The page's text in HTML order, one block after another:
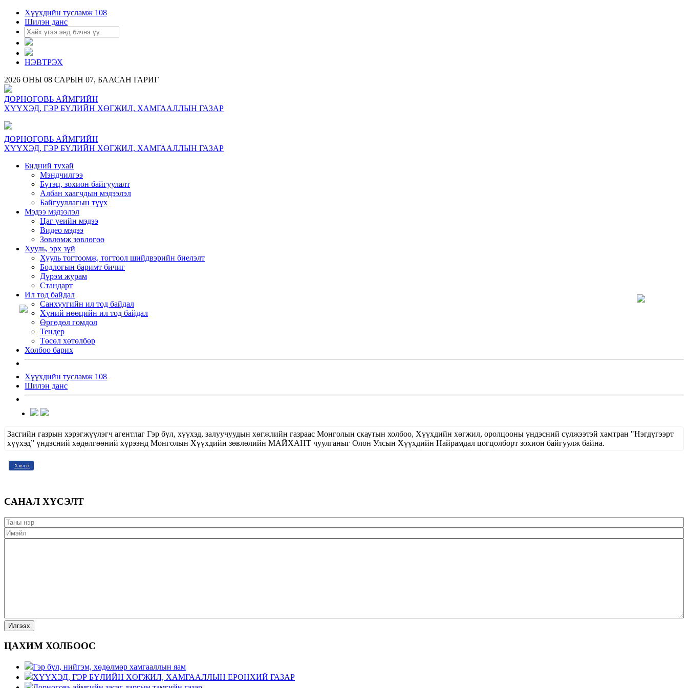
Хүүхдийн тусламж 108
Шилэн данс
НЭВТРЭХ
2026 ОНЫ 08 САРЫН 07, БААСАН ГАРИГ
ДОРНОГОВЬ АЙМГИЙН
ХҮҮХЭД, ГЭР БҮЛИЙН ХӨГЖИЛ, ХАМГААЛЛЫН ГАЗАР
ДОРНОГОВЬ АЙМГИЙН
ХҮҮХЭД, ГЭР БҮЛИЙН ХӨГЖИЛ, ХАМГААЛЛЫН ГАЗАР
Бидний тухай
Мэндчилгээ
Бүтэц, зохион байгуулалт
Албан хаагчдын мэдээлэл
Байгууллагын түүх
Мэдээ мэдээлэл
Цаг үеийн мэдээ
Видео мэдээ
Зөвлөмж зөвлөгөө
Хууль, эрх зүй
Хууль тогтоомж, тогтоол шийдвэрийн биелэлт
Бодлогын баримт бичиг
Дүрэм журам
Стандарт
Ил тод байдал
Санхүүгийн ил тод байдал
Хүний нөөцийн ил тод байдал
Өргөдөл гомдол
Тендер
Төсөл хөтөлбөр
Холбоо барих
Хүүхдийн тусламж 108
Шилэн данс
Засгийн газрын хэрэгжүүлэгч агентлаг Гэр бүл, хүүхэд, залуучуудын хөгжлийн газраас Монголын скаутын холбоо, Хүүхдийн хөгжил, оролцооны үндэсний сүлжээтэй хамтран "Нэгдүгээрт
хүүхэд” үндэсний хөдөлгөөний хүрээнд Монголын Хүүхдийн зөвлөлийн МАЙХАНТ чуулганыг Олон Улсын Хүүхдийн Найрамдал цогцолборт зохион байгуулж байна.
Хэвлэх
САНАЛ ХҮСЭЛТ
ЦАХИМ ХОЛБООС
Гэр бүл, нийгэм, хөдөлмөр хамгааллын яам
ХҮҮХЭД, ГЭР БҮЛИЙН ХӨГЖИЛ, ХАМГААЛЛЫН ЕРӨНХИЙ ГАЗАР